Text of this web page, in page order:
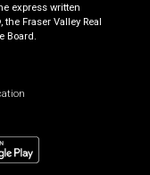
express written
the Fraser Valley Real
Board.